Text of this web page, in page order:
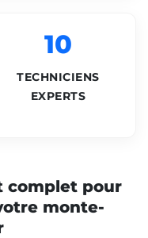
10
TECHNICIENS
EXPERTS
complet pour
monte-